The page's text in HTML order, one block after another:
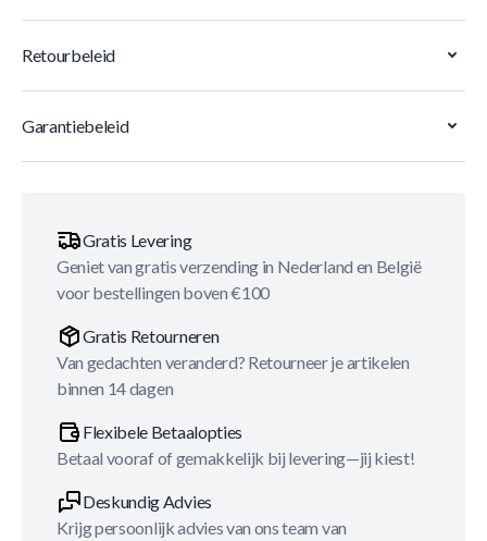
Retourbeleid
Garantiebeleid
Gratis Levering
Geniet van gratis verzending in Nederland en België
voor bestellingen boven €100
Gratis Retourneren
Van gedachten veranderd? Retourneer je artikelen
binnen 14 dagen
Flexibele Betaalopties
Betaal vooraf of gemakkelijk bij levering—jij kiest!
Deskundig Advies
Krijg persoonlijk advies van ons team van